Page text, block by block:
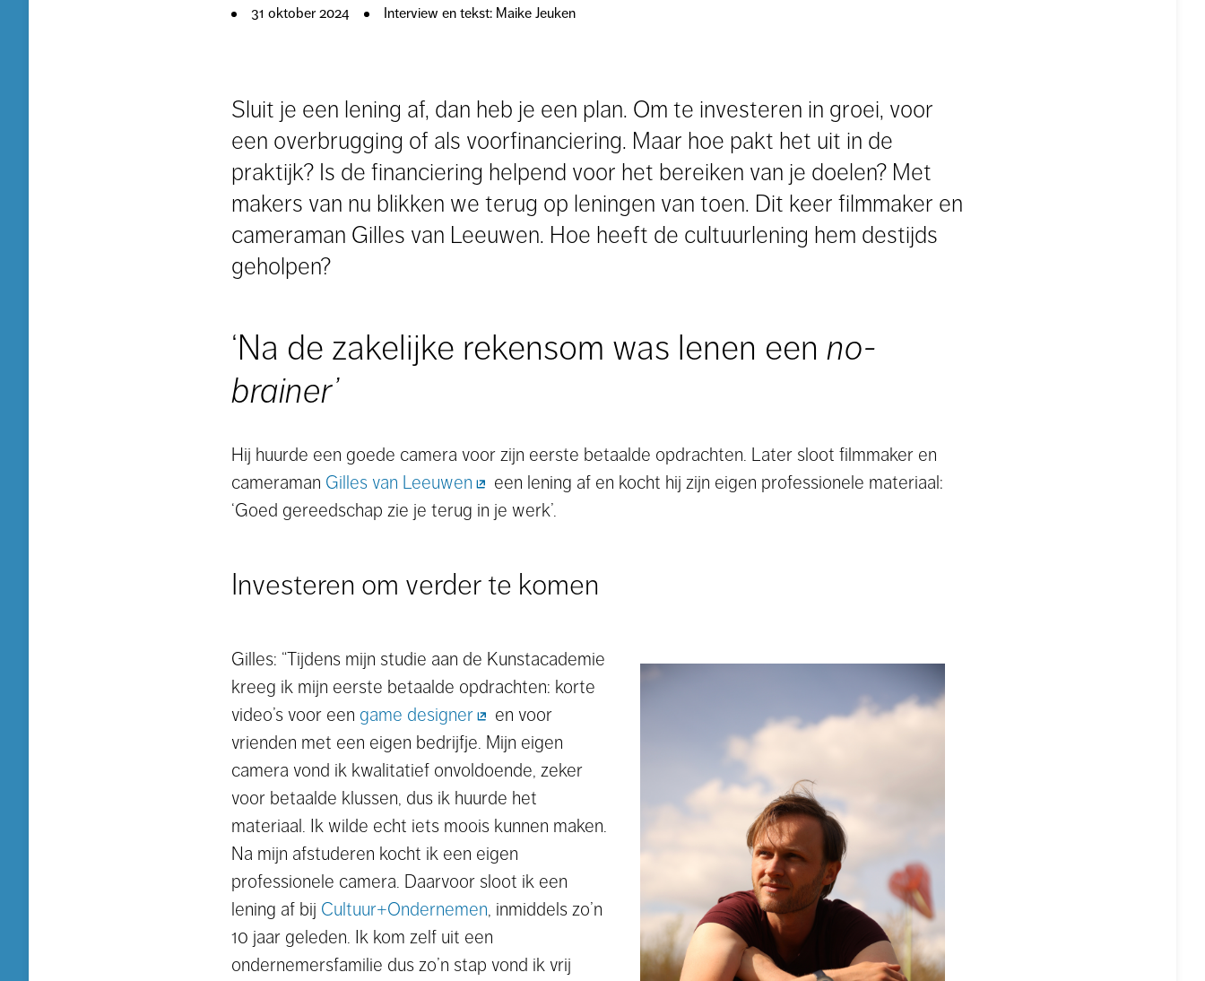
31 oktober 2024 Interview en tekst: Maike Jeuken
Sluit je een lening af, dan heb je een plan. Om te investeren in groei, voor
een overbrugging of als voorfinanciering. Maar hoe pakt het uit in de
praktijk? Is de financiering helpend voor het bereiken van je doelen? Met
makers van nu blikken we terug op leningen van toen. Dit keer filmmaker en
cameraman Gilles van Leeuwen. Hoe heeft de cultuurlening hem destijds
geholpen?
‘Na de zakelijke rekensom was lenen een no-
brainer’
Hij huurde een goede camera voor zijn eerste betaalde opdrachten. Later sloot filmmaker en
cameraman Gilles van Leeuwen
een lening af en kocht hij zijn eigen professionele materiaal:
‘Goed gereedschap zie je terug in je werk’.
Investeren om verder te komen
Gilles: “Tijdens mijn studie aan de Kunstacademie
kreeg ik mijn eerste betaalde opdrachten: korte
video’s voor een game designer
en voor
vrienden met een eigen bedrijfje. Mijn eigen
camera vond ik kwalitatief onvoldoende, zeker
voor betaalde klussen, dus ik huurde het
materiaal. Ik wilde echt iets moois kunnen maken.
Na mijn afstuderen kocht ik een eigen
professionele camera. Daarvoor sloot ik een
lening af bij Cultuur+Ondernemen, inmiddels zo’n
10 jaar geleden. Ik kom zelf uit een
ondernemersfamilie dus zo’n stap vond ik vrij